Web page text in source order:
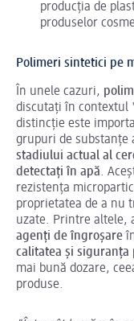
producția de
produselor
Polimeri sintetici pe
În unele cazuri,
discutați în contextul
distincție este
grupuri de substanțe
stadiului actual al
detectați în apă.
rezistența
proprietatea de a nu
uzate. Printre altele,
agenți de îngroșare
calitatea și siguranța
mai bună dozare,
produse.